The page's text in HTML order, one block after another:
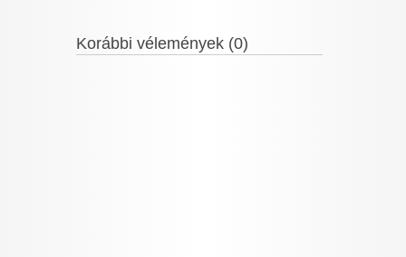
Korábbi vélemények (0)